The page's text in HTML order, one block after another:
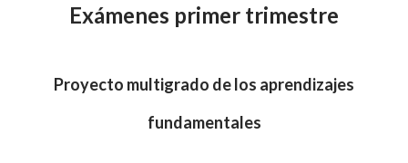
Exámenes primer trimestre
Proyecto multigrado de los aprendizajes
fundamentales